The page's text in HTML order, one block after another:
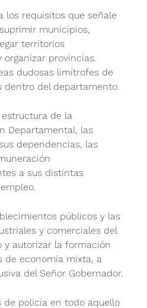
los requisitos que señale
municipios,
territorios
organizar provincias.
dudosas limítrofes de
dentro del departamento.
de la
Departamental, las
dependencias, las
a sus distintas
públicos y las
y comerciales del
y autorizar la formación
de economía mixta, a
del Señor Gobernador.
de policía en todo aquello